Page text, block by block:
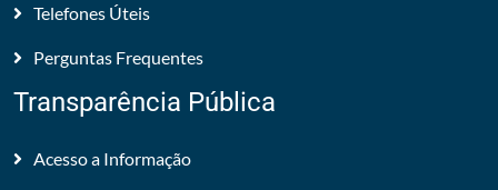
Telefones Úteis
Perguntas Frequentes
Transparência Pública
Acesso a Informação